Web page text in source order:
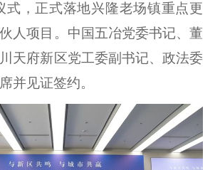
式，正式落地兴隆老场镇重点更
人项目。中国五冶党委书记、董
天府新区党工委副书记、政法委
并见证签约。